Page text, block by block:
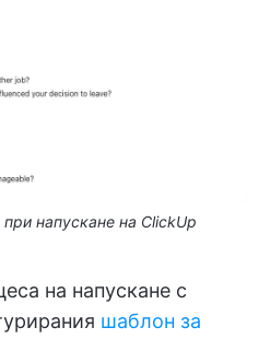
напускане на ClickUp
на напускане с
шаблон за